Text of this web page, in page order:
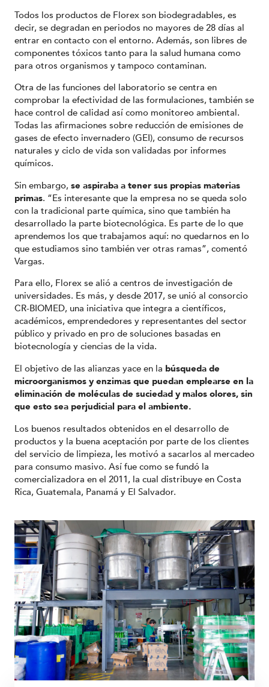
Todos los productos de Florex son biodegradables, es
decir, se degradan en periodos no mayores de 28 días al
entrar en contacto con el entorno. Además, son libres de
componentes tóxicos tanto para la salud humana como
para otros organismos y tampoco contaminan.
Otra de las funciones del laboratorio se centra en
comprobar la efectividad de las formulaciones, también se
hace control de calidad así como monitoreo ambiental.
Todas las afirmaciones sobre reducción de emisiones de
gases de efecto invernadero (GEI), consumo de recursos
naturales y ciclo de vida son validadas por informes
químicos.
Sin embargo, se aspiraba a tener sus propias materias
primas. “Es interesante que la empresa no se queda solo
con la tradicional parte química, sino que también ha
desarrollado la parte biotecnológica. Es parte de lo que
aprendemos los que trabajamos aquí: no quedarnos en lo
que estudiamos sino también ver otras ramas”, comentó
Vargas.
Para ello, Florex se alió a centros de investigación de
universidades. Es más, y desde 2017, se unió al consorcio
CR-BIOMED, una iniciativa que integra a científicos,
académicos, emprendedores y representantes del sector
público y privado en pro de soluciones basadas en
biotecnología y ciencias de la vida.
El objetivo de las alianzas yace en la búsqueda de
microorganismos y enzimas que puedan emplearse en la
eliminación de moléculas de suciedad y malos olores, sin
que esto sea perjudicial para el ambiente.
Los buenos resultados obtenidos en el desarrollo de
productos y la buena aceptación por parte de los clientes
del servicio de limpieza, les motivó a sacarlos al mercadeo
para consumo masivo. Así fue como se fundó la
comercializadora en el 2011, la cual distribuye en Costa
Rica, Guatemala, Panamá y El Salvador.